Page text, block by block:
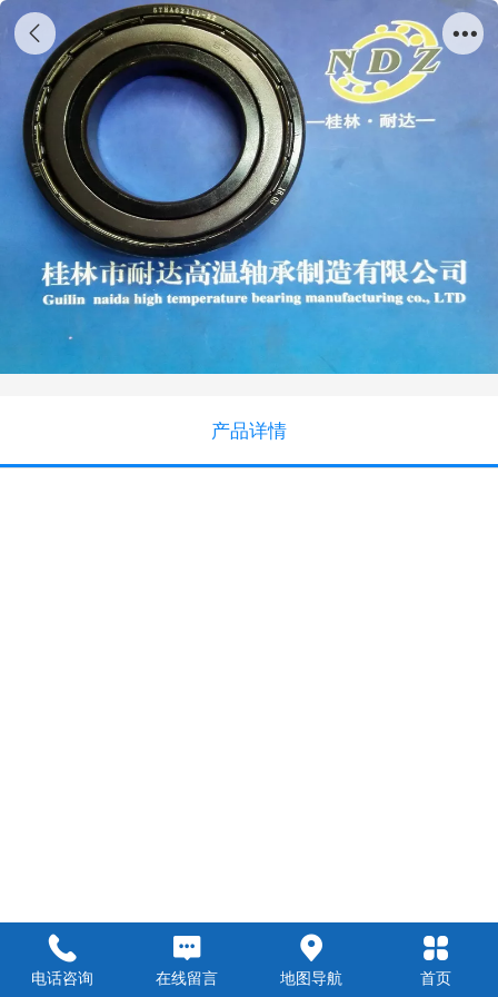
5THAL6211-2Z
产品详情
电话咨询 在线留言 地图导航 首页